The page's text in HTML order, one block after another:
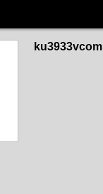
ku3933vcom